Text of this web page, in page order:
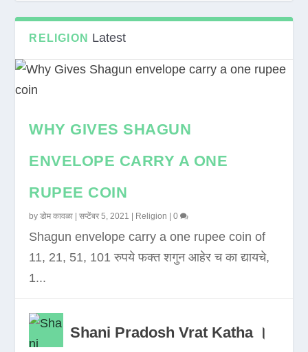
RELIGION Latest
WHY GIVES SHAGUN
ENVELOPE CARRY A ONE
RUPEE COIN
byडोम कावळा |सप्टेंबर 5, 2021 Religion |0
Shagun envelope carry a one rupee coin of
11, 21, 51, 101 रुपये फक्त शगुन आहेर च का द्यायचे,
1...
Shani Pradosh Vrat Katha ।